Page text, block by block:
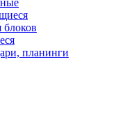
блоков
планинги